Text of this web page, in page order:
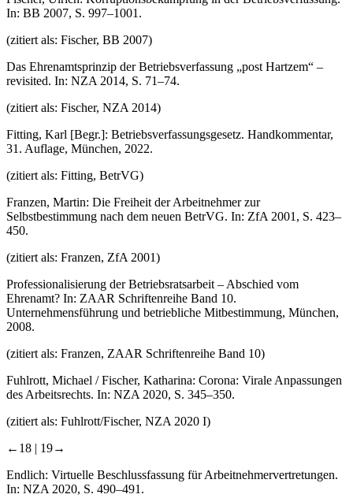
In: BB 2007, S. 997–1001.
(zitiert als: Fischer, BB 2007)
Das Ehrenamtsprinzip der Betriebsverfassung „post Hartzem“ –
revisited. In: NZA 2014, S. 71–74.
(zitiert als: Fischer, NZA 2014)
Fitting, Karl [Begr.]: Betriebsverfassungsgesetz. Handkommentar,
31. Auflage, München, 2022.
(zitiert als: Fitting, BetrVG)
Franzen, Martin: Die Freiheit der Arbeitnehmer zur
Selbstbestimmung nach dem neuen BetrVG. In: ZfA 2001, S. 423–
450.
(zitiert als: Franzen, ZfA 2001)
Professionalisierung der Betriebsratsarbeit – Abschied vom
Ehrenamt? In: ZAAR Schriftenreihe Band 10.
Unternehmensführung und betriebliche Mitbestimmung, München,
2008.
(zitiert als: Franzen, ZAAR Schriftenreihe Band 10)
Fuhlrott, Michael / Fischer, Katharina: Corona: Virale Anpassungen
des Arbeitsrechts. In: NZA 2020, S. 345–350.
(zitiert als: Fuhlrott/Fischer, NZA 2020 I)
←18 | 19→
Endlich: Virtuelle Beschlussfassung für Arbeitnehmervertretungen.
In: NZA 2020, S. 490–491.